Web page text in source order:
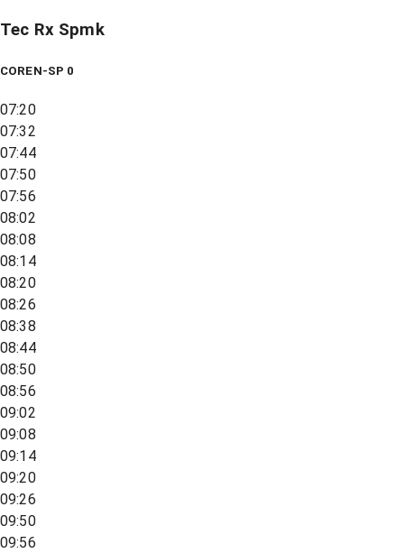
Tec Rx Spmk
COREN-SP 0
07:20
07:32
07:44
07:50
07:56
08:02
08:08
08:14
08:20
08:26
08:38
08:44
08:50
08:56
09:02
09:08
09:14
09:20
09:26
09:50
09:56